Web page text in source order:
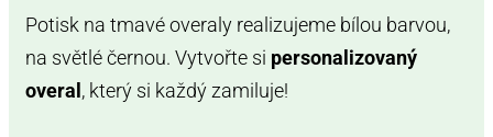
Potisk na tmavé overaly realizujeme bílou barvou,
na světlé černou. Vytvořte si personalizovaný
overal , který si každý zamiluje!